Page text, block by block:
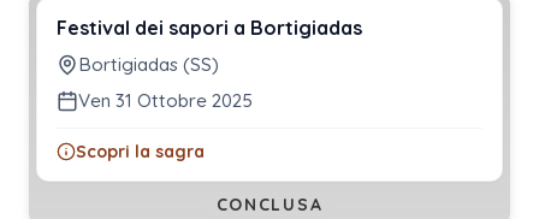
Festival dei sapori a Bortigiadas
Bortigiadas (SS)
Ven 31 Ottobre 2025
Scopri la sagra
CONCLUSA